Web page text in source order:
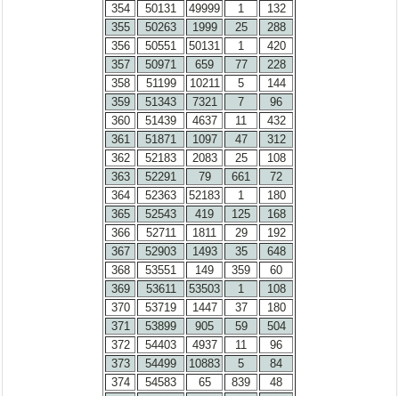
354
50131 49999 1
132
355
50263 1999 25
288
356
50551 50131 1
420
357
50971 659 77
228
358
51199 10211 5
144
359
51343 7321 7
96
360
51439 4637 11
432
361
51871 1097 47
312
362
52183 2083 25
108
363
52291 79 661
72
364
52363 52183 1
180
365
52543 419 125
168
366
52711 1811 29
192
367
52903 1493 35
648
368
53551 149 359
60
369
53611 53503 1
108
370
53719 1447 37
180
371
53899 905 59
504
372
54403 4937 11
96
373
54499 10883 5
84
374
54583 65 839
48